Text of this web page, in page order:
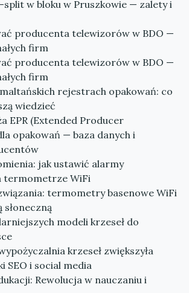
w bloku w Pruszkowie — zalety i
producenta telewizorów w BDO —
firm
producenta telewizorów w BDO —
firm
rejestrach opakowań: co
wiedzieć
EPR (Extended Producer
opakowań — baza danych i
jak ustawić alarmy
termometrze WiFi
termometry basenowe WiFi
słoneczną
modeli krzeseł do
krzeseł zwiększyła
SEO i social media
Rewolucja w nauczaniu i